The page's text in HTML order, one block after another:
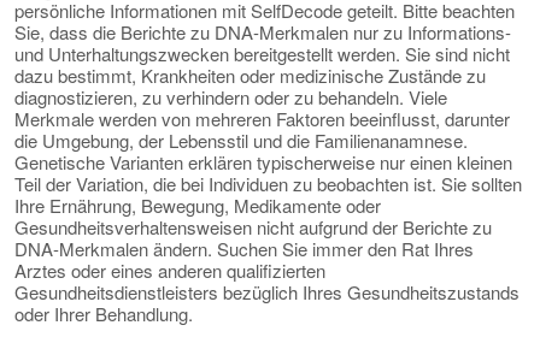
persönliche Informationen mit SelfDecode geteilt. Bitte beachten
Sie, dass die Berichte zu DNA-Merkmalen nur zu Informations-
und Unterhaltungszwecken bereitgestellt werden. Sie sind nicht
dazu bestimmt, Krankheiten oder medizinische Zustände zu
diagnostizieren, zu verhindern oder zu behandeln. Viele
Merkmale werden von mehreren Faktoren beeinflusst, darunter
die Umgebung, der Lebensstil und die Familienanamnese.
Genetische Varianten erklären typischerweise nur einen kleinen
Teil der Variation, die bei Individuen zu beobachten ist. Sie sollten
Ihre Ernährung, Bewegung, Medikamente oder
Gesundheitsverhaltensweisen nicht aufgrund der Berichte zu
DNA-Merkmalen ändern. Suchen Sie immer den Rat Ihres
Arztes oder eines anderen qualifizierten
Gesundheitsdienstleisters bezüglich Ihres Gesundheitszustands
oder Ihrer Behandlung.